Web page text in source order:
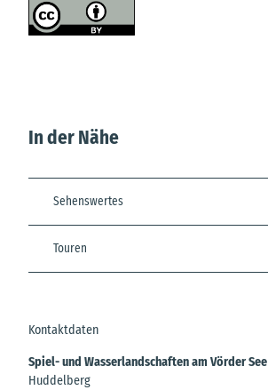
In der Nähe
Sehenswertes
Touren
Kontaktdaten
Spiel- und Wasserlandschaften am Vörder See
Huddelberg